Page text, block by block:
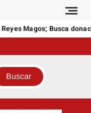
Magos; Busca